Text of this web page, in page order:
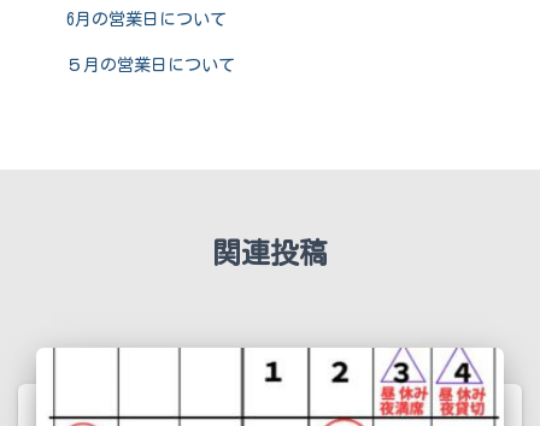
6月の営業日について
５月の営業日について
関連投稿